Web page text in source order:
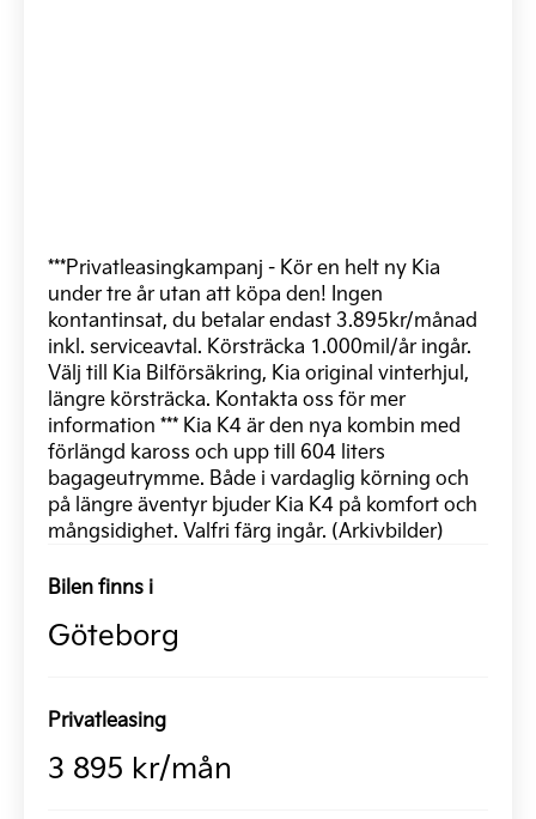
***Privatleasingkampanj - Kör en helt ny Kia
under tre år utan att köpa den! Ingen
kontantinsat, du betalar endast 3.895kr/månad
inkl. serviceavtal. Körsträcka 1.000mil/år ingår.
Välj till Kia Bilförsäkring, Kia original vinterhjul,
längre körsträcka. Kontakta oss för mer
information *** Kia K4 är den nya kombin med
förlängd kaross och upp till 604 liters
bagageutrymme. Både i vardaglig körning och
på längre äventyr bjuder Kia K4 på komfort och
mångsidighet. Valfri färg ingår. (Arkivbilder)
Bilen finns i
Göteborg
Privatleasing
3 895 kr/mån